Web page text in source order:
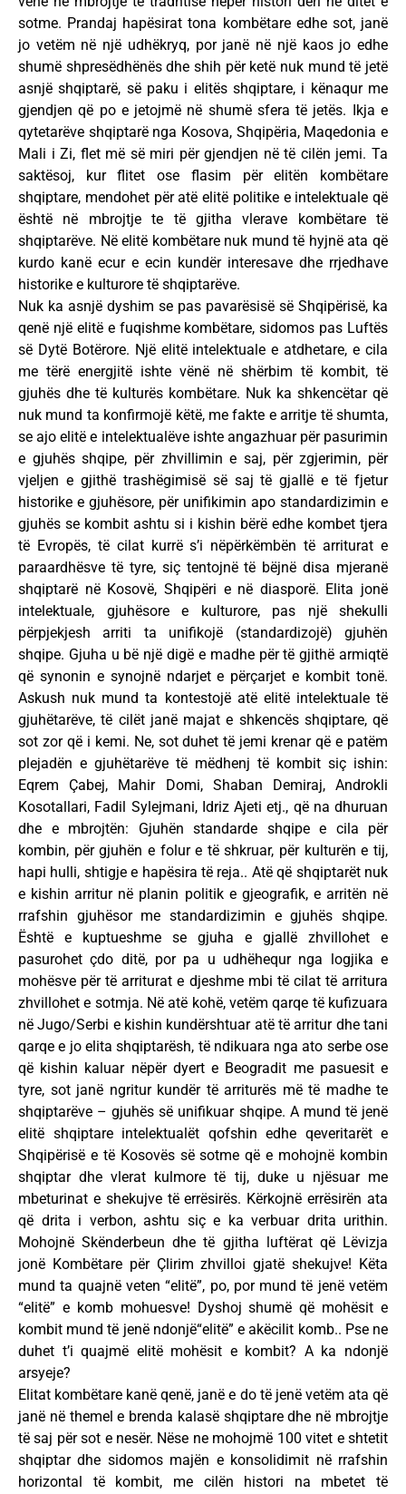
sotme. Prandaj hapësirat tona kombëtare edhe sot, janë
jo vetëm në një udhëkryq, por janë në një kaos jo edhe
shumë shpresëdhënës dhe shih për ketë nuk mund të jetë
asnjë shqiptarë, së paku i elitës shqiptare, i kënaqur me
gjendjen që po e jetojmë në shumë sfera të jetës. Ikja e
qytetarëve shqiptarë nga Kosova, Shqipëria, Maqedonia e
Mali i Zi, flet më së miri për gjendjen në të cilën jemi. Ta
saktësoj, kur flitet ose flasim për elitën kombëtare
shqiptare, mendohet për atë elitë politike e intelektuale që
është në mbrojtje te të gjitha vlerave kombëtare të
shqiptarëve. Në elitë kombëtare nuk mund të hyjnë ata që
kurdo kanë ecur e ecin kundër interesave dhe rrjedhave
historike e kulturore të shqiptarëve.
Nuk ka asnjë dyshim se pas pavarësisë së Shqipërisë, ka
qenë një elitë e fuqishme kombëtare, sidomos pas Luftës
së Dytë Botërore. Një elitë intelektuale e atdhetare, e cila
me tërë energjitë ishte vënë në shërbim të kombit, të
gjuhës dhe të kulturës kombëtare. Nuk ka shkencëtar që
nuk mund ta konfirmojë këtë, me fakte e arritje të shumta,
se ajo elitë e intelektualëve ishte angazhuar për pasurimin
e gjuhës shqipe, për zhvillimin e saj, për zgjerimin, për
vjeljen e gjithë trashëgimisë së saj të gjallë e të fjetur
historike e gjuhësore, për unifikimin apo standardizimin e
gjuhës se kombit ashtu si i kishin bërë edhe kombet tjera
të Evropës, të cilat kurrë s’i nëpërkëmbën të arriturat e
paraardhësve të tyre, siç tentojnë të bëjnë disa mjeranë
shqiptarë në Kosovë, Shqipëri e në diasporë. Elita jonë
intelektuale, gjuhësore e kulturore, pas një shekulli
përpjekjesh arriti ta unifikojë (standardizojë) gjuhën
shqipe. Gjuha u bë një digë e madhe për të gjithë armiqtë
që synonin e synojnë ndarjet e përçarjet e kombit tonë.
Askush nuk mund ta kontestojë atë elitë intelektuale të
gjuhëtarëve, të cilët janë majat e shkencës shqiptare, që
sot zor që i kemi. Ne, sot duhet të jemi krenar që e patëm
plejadën e gjuhëtarëve të mëdhenj të kombit siç ishin:
Eqrem Çabej, Mahir Domi, Shaban Demiraj, Androkli
Kosotallari, Fadil Sylejmani, Idriz Ajeti etj., që na dhuruan
dhe e mbrojtën: Gjuhën standarde shqipe e cila për
kombin, për gjuhën e folur e të shkruar, për kulturën e tij,
hapi hulli, shtigje e hapësira të reja.. Atë që shqiptarët nuk
e kishin arritur në planin politik e gjeografik, e arritën në
rrafshin gjuhësor me standardizimin e gjuhës shqipe.
Është e kuptueshme se gjuha e gjallë zhvillohet e
pasurohet çdo ditë, por pa u udhëhequr nga logjika e
mohësve për të arriturat e djeshme mbi të cilat të arritura
zhvillohet e sotmja. Në atë kohë, vetëm qarqe të kufizuara
në Jugo/Serbi e kishin kundërshtuar atë të arritur dhe tani
qarqe e jo elita shqiptarësh, të ndikuara nga ato serbe ose
që kishin kaluar nëpër dyert e Beogradit me pasuesit e
tyre, sot janë ngritur kundër të arriturës më të madhe te
shqiptarëve – gjuhës së unifikuar shqipe. A mund të jenë
elitë shqiptare intelektualët qofshin edhe qeveritarët e
Shqipërisë e të Kosovës së sotme që e mohojnë kombin
shqiptar dhe vlerat kulmore të tij, duke u njësuar me
mbeturinat e shekujve të errësirës. Kërkojnë errësirën ata
që drita i verbon, ashtu siç e ka verbuar drita urithin.
Mohojnë Skënderbeun dhe të gjitha luftërat që Lëvizja
jonë Kombëtare për Çlirim zhvilloi gjatë shekujve! Këta
mund ta quajnë veten “elitë”, po, por mund të jenë vetëm
“elitë” e komb mohuesve! Dyshoj shumë që mohësit e
kombit mund të jenë ndonjë“elitë” e akëcilit komb.. Pse ne
duhet t’i quajmë elitë mohësit e kombit? A ka ndonjë
arsyeje?
Elitat kombëtare kanë qenë, janë e do të jenë vetëm ata që
janë në themel e brenda kalasë shqiptare dhe në mbrojtje
të saj për sot e nesër. Nëse ne mohojmë 100 vitet e shtetit
shqiptar dhe sidomos majën e konsolidimit në rrafshin
horizontal të kombit, me cilën histori na mbetet të